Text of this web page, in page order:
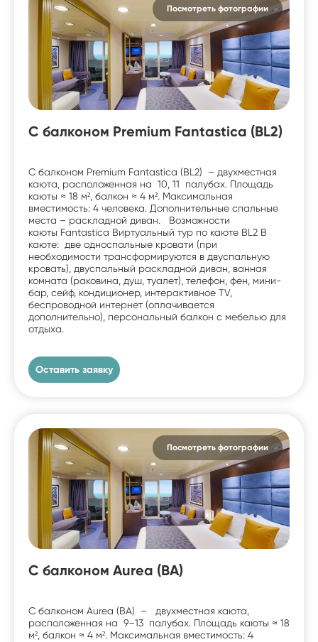
Посмотреть фотографии
С балконом Premium Fantastica (BL2)
С балконом Premium Fantastica (BL2) – двухместная
каюта, расположенная на 10, 11 палубах. Площадь
каюты ≈ 18 м², балкон ≈ 4 м². Максимальная
вместимость: 4 человека. Дополнительные спальные
места – раскладной диван. Возможности
каюты Fantastica Виртуальный тур по каюте BL2 В
каюте: две односпальные кровати (при
необходимости трансформируются в двуспальную
кровать), двуспальный раскладной диван, ванная
комната (раковина, душ, туалет), телефон, фен, мини-
бар, сейф, кондиционер, интерактивное TV,
беспроводной интернет (оплачивается
дополнительно), персональный балкон с мебелью для
отдыха.
Оставить заявку
Посмотреть фотографии
С балконом Aurea (BA)
С балконом Aurea (BA) – двухместная каюта,
расположенная на 9–13 палубах. Площадь каюты ≈ 18
м², балкон ≈ 4 м². Максимальная вместимость: 4